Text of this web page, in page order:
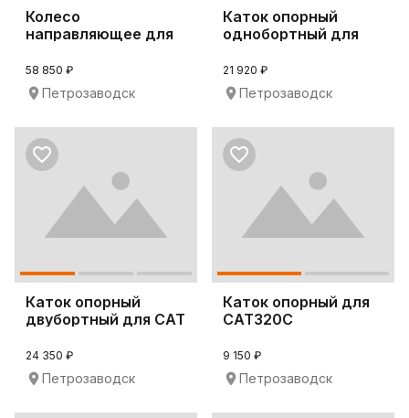
Колесо
направляющее для
D6T-XL
58 850 ₽
Петрозаводск
Каток опорный
однобортный для
21 920 ₽
Петрозаводск
Каток опорный
двубортный для CAT
24 350 ₽
Петрозаводск
Каток опорный для
CAT320C
9 150 ₽
Петрозаводск